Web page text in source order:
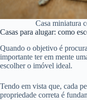
Casa miniatura
Casas para alugar: como
Quando o objetivo é
importante ter em mente
escolher o imóvel ideal.
Tendo em vista que, cada
propriedade correta é